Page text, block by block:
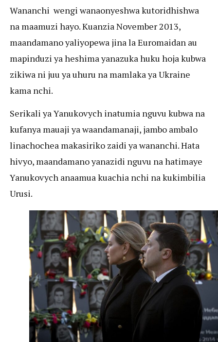
Wananchi wengi wanaonyeshwa kutoridhishwa
na maamuzi hayo. Kuanzia November 2013,
maandamano yaliyopewa jina la Euromaidan au
mapinduzi ya heshima yanazuka huku hoja kubwa
zikiwa ni juu ya uhuru na mamlaka ya Ukraine
kama nchi.
Serikali ya Yanukovych inatumia nguvu kubwa na
kufanya mauaji ya waandamanaji, jambo ambalo
linachochea makasiriko zaidi ya wananchi. Hata
hivyo, maandamano yanazidi nguvu na hatimaye
Yanukovych anaamua kuachia nchi na kukimbilia
Urusi.